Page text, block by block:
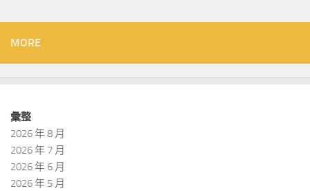
MORE
彙整
2026 年 8 月
2026 年 7 月
2026 年 6 月
2026 年 5 月